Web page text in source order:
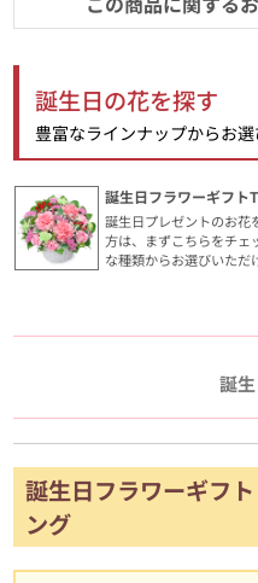
誕生日の花を探す
豊富なラインナップからお選
誕生日フラワーギフト
誕生日プレゼントのお花
方は、まずこちらをチェ
な種類からお選びいただ
誕
誕生日フラワーギフ
ング